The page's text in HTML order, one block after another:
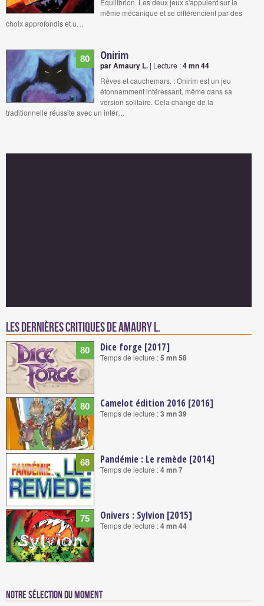
Equilibrion. Les deux jeux s'appuient sur la
même mécanique et se différencient par des
choix approfondis et u…
80 Onirim
par Amaury L. | Lecture :4 mn 44
Rêves et cauchemars. : Onirim est un jeu
étonnamment intéressant, même dans sa
version solitaire. Cela change de la
traditionnelle réussite avec un intér…
Les dernières critiques de Amaury L.
80 Dice forge [2017]
Temps de lecture :5 mn 58
80 Camelot édition 2016 [2016]
Temps de lecture :3 mn 39
68 Pandémie : Le remède [2014]
Temps de lecture :4 mn 7
75 Onivers : Sylvion [2015]
Temps de lecture :4 mn 44
Notre sélection du moment